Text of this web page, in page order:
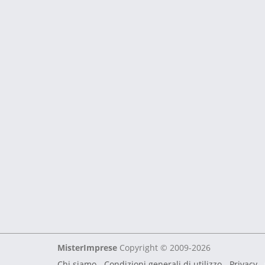
MisterImprese Copyright © 2009-2026